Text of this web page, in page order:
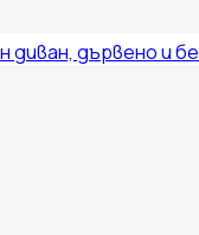
диван, дървено и